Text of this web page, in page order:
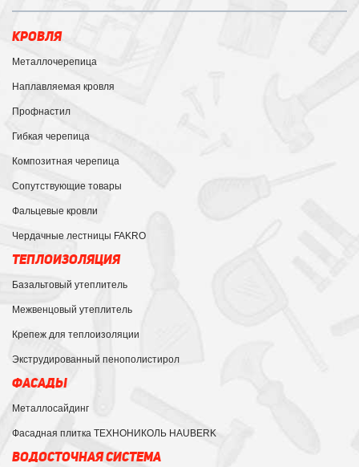
КРОВЛЯ
Металлочерепица
Наплавляемая кровля
Профнастил
Гибкая черепица
Композитная черепица
Сопутствующие товары
Фальцевые кровли
Чердачные лестницы FAKRO
ТЕПЛОИЗОЛЯЦИЯ
Базальтовый утеплитель
Межвенцовый утеплитель
Крепеж для теплоизоляции
Экструдированный пенополистирол
ФАСАДЫ
Металлосайдинг
Фасадная плитка ТЕХНОНИКОЛЬ HAUBERK
ВОДОСТОЧНАЯ СИСТЕМА